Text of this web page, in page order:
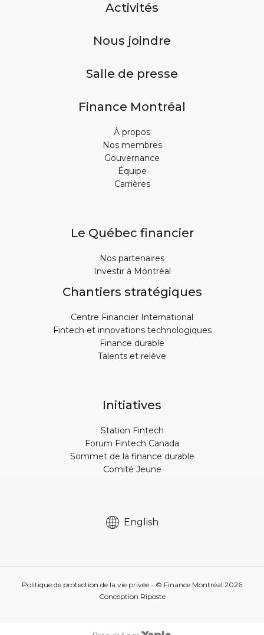
Activités
Nous joindre
Salle de presse
Finance Montréal
À propos
Nos membres
Gouvernance
Équipe
Carrières
Le Québec financier
Nos partenaires
Investir à Montréal
Chantiers stratégiques
Centre Financier International
Fintech et innovations technologiques
Finance durable
Talents et relève
Initiatives
Station Fintech
Forum Fintech Canada
Sommet de la finance durable
Comité Jeune
English
Politique de protection de la vie privée - © Finance Montréal 2026
Conception Riposte